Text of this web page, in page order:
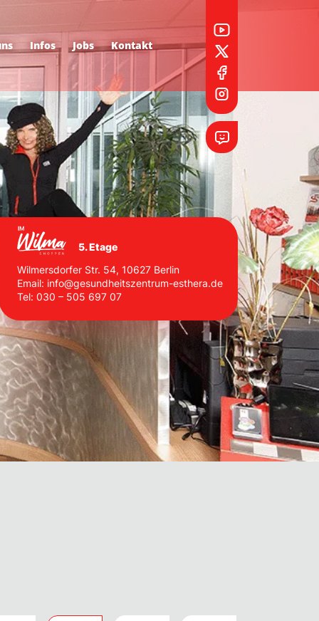
Infos Jobs Kontakt
5. Etage
Wilmersdorfer Str. 54, 10627 Berlin
Email: info@gesundheitszentrum-esthera.de
Tel: 030 – 505 697 07